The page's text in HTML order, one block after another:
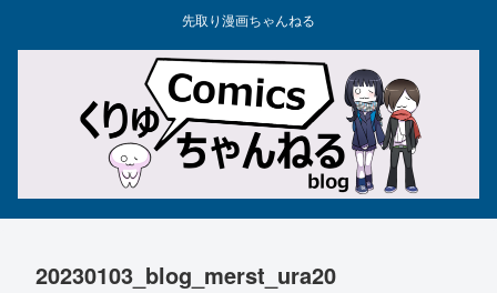
先取り漫画ちゃんねる
20230103_blog_merst_ura20